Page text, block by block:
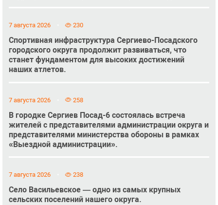
7 августа 2026 230
Спортивная инфраструктура Сергиево-Посадского
городского округа продолжит развиваться, что
станет фундаментом для высоких достижений
наших атлетов.
7 августа 2026 258
В городке Сергиев Посад-6 состоялась встреча
жителей с представителями администрации округа и
представителями министерства обороны в рамках
«Выездной администрации».
7 августа 2026 238
Село Васильевское — одно из самых крупных
сельских поселений нашего округа.